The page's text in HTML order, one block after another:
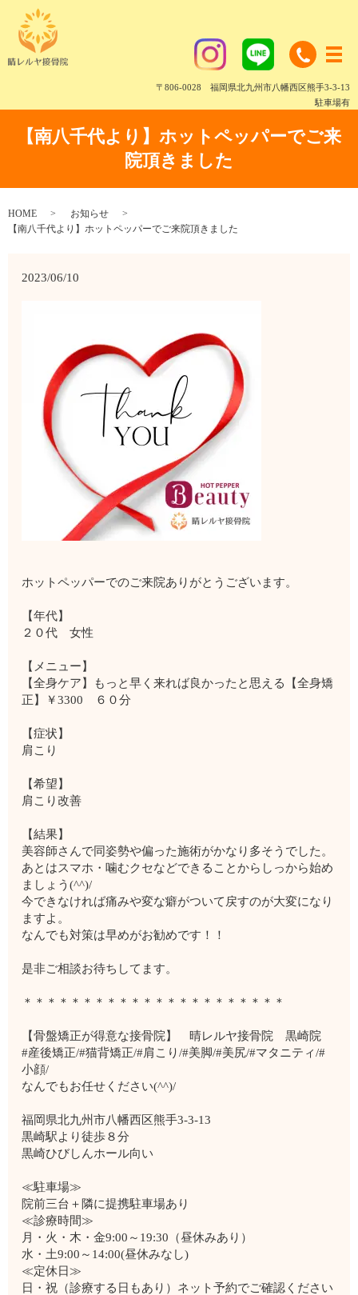
〒806-0028 福岡県北九州市八幡西区熊手3-3-13
駐車場有
【南八千代より】ホットペッパーでご来
院頂きました
HOME
お知らせ
【南八千代より】ホットペッパーでご来院頂きました
2023/06/10
ホットペッパーでのご来院ありがとうございます。
【年代】
２０代 女性
【メニュー】
【全身ケア】もっと早く来れば良かったと思える【全身矯
正】￥3300 ６０分
【症状】
肩こり
【希望】
肩こり改善
【結果】
美容師さんで同姿勢や偏った施術がかなり多そうでした。
あとはスマホ・噛むクセなどできることからしっから始め
ましょう(^^)/
今できなければ痛みや変な癖がついて戻すのが大変になり
ますよ。
なんでも対策は早めがお勧めです！！
是非ご相談お待ちしてます。
＊＊＊＊＊＊＊＊＊＊＊＊＊＊＊＊＊＊＊＊＊＊
【骨盤矯正が得意な接骨院】 晴レルヤ接骨院 黒崎院
#産後矯正/#猫背矯正/#肩こり/#美脚/#美尻/#マタニティ/#
小顔/
なんでもお任せください(^^)/
福岡県北九州市八幡西区熊手3-3-13
黒崎駅より徒歩８分
黒崎ひびしんホール向い
≪駐車場≫
院前三台＋隣に提携駐車場あり
≪診療時間≫
月・火・木・金9:00～19:30（昼休みあり）
水・土9:00～14:00(昼休みなし)
≪定休日≫
日・祝（診療する日もあり）ネット予約でご確認ください